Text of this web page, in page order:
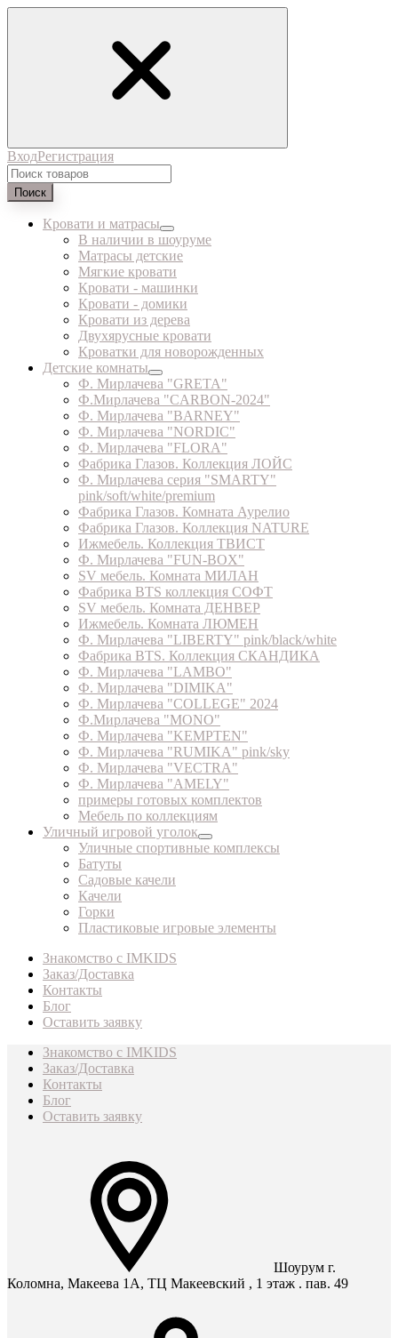
ВходРегистрация
Поиск
Кровати и матрасы
В наличии в шоуруме
Матрасы детские
Мягкие кровати
Кровати - машинки
Кровати - домики
Кровати из дерева
Двухярусные кровати
Кроватки для новорожденных
Детские комнаты
Ф. Мирлачева "GRETA"
Ф.Мирлачева "CARBON-2024"
Ф. Мирлачева "BARNEY"
Ф. Мирлачева "NORDIC"
Ф. Мирлачева "FLORA"
Фабрика Глазов. Коллекция ЛОЙС
Ф. Мирлачева серия "SMARTY"
pink/soft/white/premium
Фабрика Глазов. Комната Аурелио
Фабрика Глазов. Коллекция NATURE
Ижмебель. Коллекция ТВИСТ
Ф. Мирлачева "FUN-BOX"
SV мебель. Комната МИЛАН
Фабрика BTS коллекция СОФТ
SV мебель. Комната ДЕНВЕР
Ижмебель. Комната ЛЮМЕН
Ф. Мирлачева "LIBERTY" pink/black/white
Фабрика BTS. Коллекция СКАНДИКА
Ф. Мирлачева "LAMBO"
Ф. Мирлачева "DIMIKA"
Ф. Мирлачева "COLLEGE" 2024
Ф.Мирлачева "MONO"
Ф. Мирлачева "KEMPTEN"
Ф. Мирлачева "RUMIKA" pink/sky
Ф. Мирлачева "VECTRA"
Ф. Мирлачева "AMELY"
примеры готовых комплектов
Мебель по коллекциям
Уличный игровой уголок
Уличные спортивные комплексы
Батуты
Садовые качели
Качели
Горки
Пластиковые игровые элементы
Знакомство с IMKIDS
Заказ/Доставка
Контакты
Блог
Оставить заявку
Знакомство с IMKIDS
Заказ/Доставка
Контакты
Блог
Оставить заявку
Шоурум г.
Коломна, Макеева 1А, ТЦ Макеевский , 1 этаж . пав. 49